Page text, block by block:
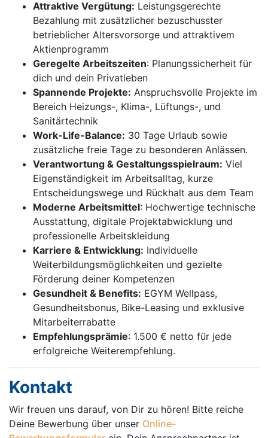
Attraktive Vergütung: Leistungsgerechte
Bezahlung mit zusätzlicher bezuschusster
betrieblicher Altersvorsorge und attraktivem
Aktienprogramm
Geregelte Arbeitszeiten: Planungssicherheit für
dich und dein Privatleben
Spannende Projekte: Anspruchsvolle Projekte im
Bereich Heizungs-, Klima-, Lüftungs-, und
Sanitärtechnik
Work-Life-Balance: 30 Tage Urlaub sowie
zusätzliche freie Tage zu besonderen Anlässen.
Verantwortung & Gestaltungsspielraum: Viel
Eigenständigkeit im Arbeitsalltag, kurze
Entscheidungswege und Rückhalt aus dem Team
Moderne Arbeitsmittel: Hochwertige technische
Ausstattung, digitale Projektabwicklung und
professionelle Arbeitskleidung
Karriere & Entwicklung: Individuelle
Weiterbildungsmöglichkeiten und gezielte
Förderung deiner Kompetenzen
Gesundheit & Benefits: EGYM Wellpass,
Gesundheitsbonus, Bike-Leasing und exklusive
Mitarbeiterrabatte
Empfehlungsprämie: 1.500 € netto für jede
erfolgreiche Weiterempfehlung.
Kontakt
Wir freuen uns darauf, von Dir zu hören! Bitte reiche
Deine Bewerbung über unser Online-